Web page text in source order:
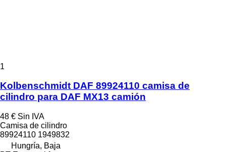
1
Kolbenschmidt DAF 89924110 camisa de
cilindro para DAF MX13 camión
48 € Sin IVA
Camisa de cilindro
89924110 1949832
Hungría, Baja